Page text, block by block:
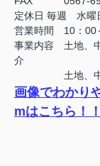
定休日 毎週 水曜
営業時間 10：00
事業内容 土地、
介
土地、中古住
画像でわかり
mはこちら！！